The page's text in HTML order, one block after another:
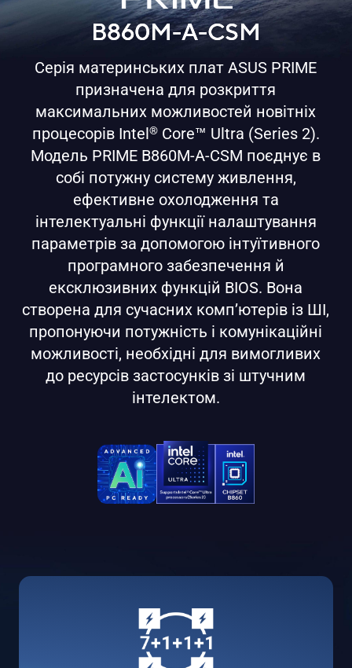
B860M-A-CSM
Серія материнських плат ASUS PRIME
призначена для розкриття
максимальних можливостей новітніх
процесорів Intel®Core™ Ultra (Series 2).
Модель PRIME B860M-A-CSM поєднує в
собі потужну систему живлення,
ефективне охолодження та
інтелектуальні функції налаштування
параметрів за допомогою інтуїтивного
програмного забезпечення й
ексклюзивних функцій BIOS. Вона
створена для сучасних комп’ютерів із ШІ,
пропонуючи потужність і комунікаційні
можливості, необхідні для вимогливих
до ресурсів застосунків зі штучним
інтелектом.